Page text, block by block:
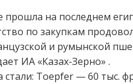
прошла на последнем
по закупкам
и румынской
ИА «Казах-Зерно» .
стали: Toepfer — 60 тыс.